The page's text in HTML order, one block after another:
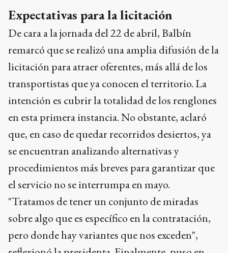
remarcó que se realizó una amplia difusión de la
licitación para atraer oferentes, más allá de los
transportistas que ya conocen el territorio. La
intención es cubrir la totalidad de los renglones
en esta primera instancia. No obstante, aclaró
que, en caso de quedar recorridos desiertos, ya
se encuentran analizando alternativas y
procedimientos más breves para garantizar que
el servicio no se interrumpa en mayo.
"Tratamos de tener un conjunto de miradas
sobre algo que es específico en la contratación,
pero donde hay variantes que nos exceden",
reflexionó la presidenta. Finalmente, puso en
valor el esfuerzo administrativo que implica
gestionar un sistema de transporte de estas